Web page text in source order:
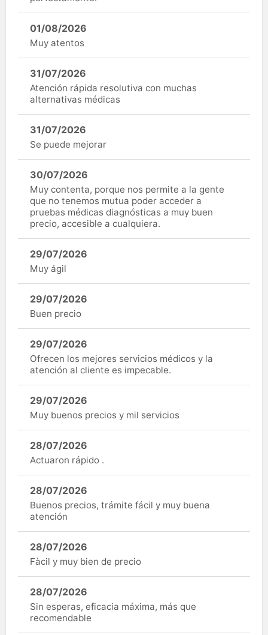
01/08/2026
Muy atentos
31/07/2026
Atención rápida resolutiva con muchas
alternativas médicas
31/07/2026
Se puede mejorar
30/07/2026
Muy contenta, porque nos permite a la gente
que no tenemos mutua poder acceder a
pruebas médicas diagnósticas a muy buen
precio, accesible a cualquiera.
29/07/2026
Muy ágil
29/07/2026
Buen precio
29/07/2026
Ofrecen los mejores servicios médicos y la
atención al cliente es impecable.
29/07/2026
Muy buenos precios y mil servicios
28/07/2026
Actuaron rápido .
28/07/2026
Buenos precios, trámite fácil y muy buena
atención
28/07/2026
Fàcil y muy bien de precio
28/07/2026
Sin esperas, eficacia máxima, más que
recomendable